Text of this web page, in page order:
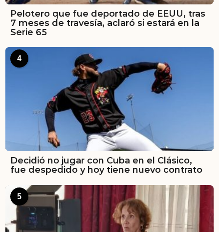
Pelotero que fue deportado de EEUU, tras
7 meses de travesía, aclaró si estará en la
Serie 65
4
Decidió no jugar con Cuba en el Clásico,
fue despedido y hoy tiene nuevo contrato
5